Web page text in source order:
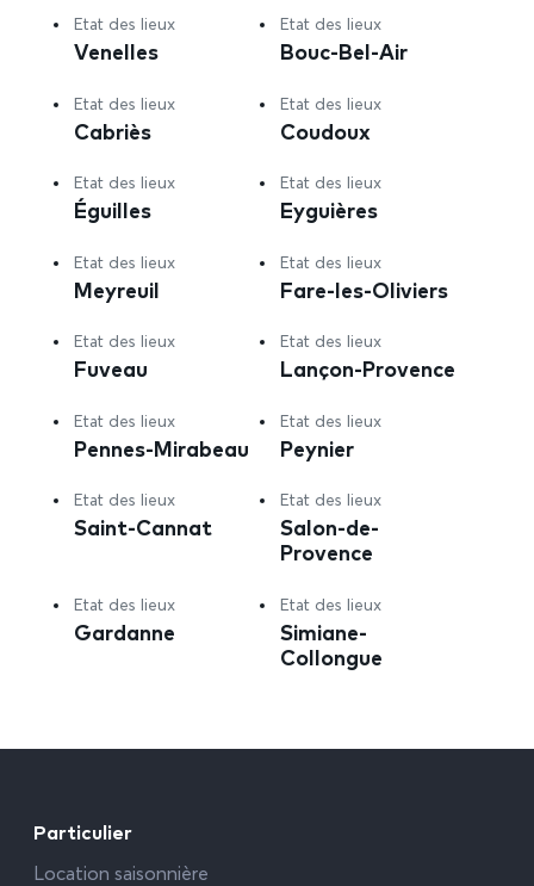
Etat des lieux
Venelles
Etat des lieux
Bouc-Bel-Air
Etat des lieux
Cabriès
Etat des lieux
Coudoux
Etat des lieux
Éguilles
Etat des lieux
Eyguières
Etat des lieux
Meyreuil
Etat des lieux
Fare-les-Oliviers
Etat des lieux
Fuveau
Etat des lieux
Lançon-Provence
Etat des lieux
Pennes-Mirabeau
Etat des lieux
Peynier
Etat des lieux
Saint-Cannat
Etat des lieux
Salon-de-
Provence
Etat des lieux
Gardanne
Etat des lieux
Simiane-
Collongue
Particulier
Location saisonnière